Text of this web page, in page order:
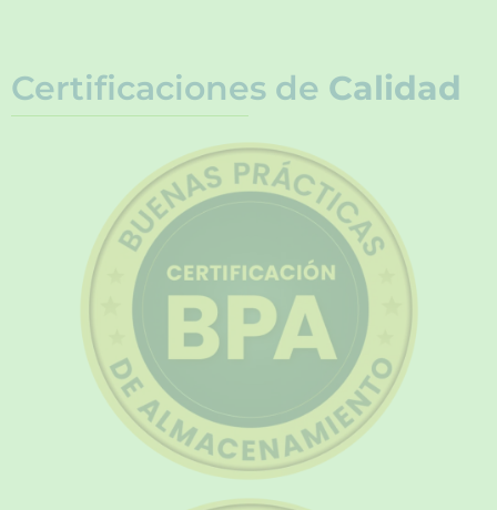
Certificaciones de Calidad